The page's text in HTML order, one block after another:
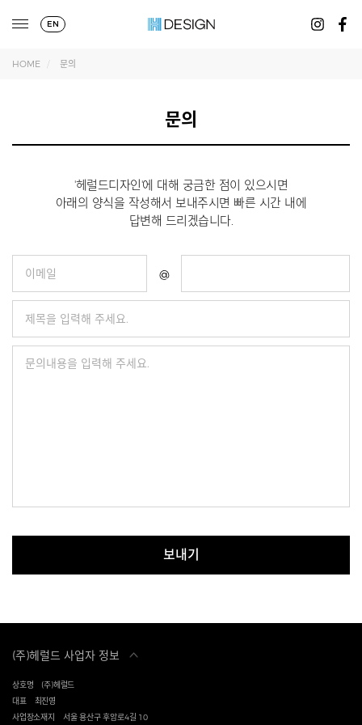
EN
HOME 문의
문의
'헤럴드디자인'에 대해 궁금한 점이 있으시면
아래의 양식을 작성해서 보내주시면 빠른 시간 내에
답변해 드리겠습니다.
@
보내기
(주)헤럴드 사업자 정보
상호명
(주)헤럴드
대표
최진영
사업장소재지
서울 용산구 후암로4길 10